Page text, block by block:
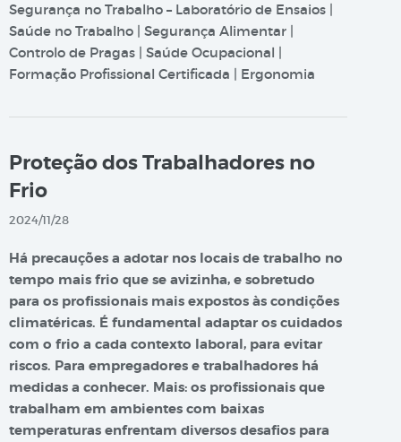
Segurança no Trabalho – Laboratório de Ensaios |
Saúde no Trabalho | Segurança Alimentar |
Controlo de Pragas | Saúde Ocupacional |
Formação Profissional Certificada | Ergonomia
Proteção dos Trabalhadores no
Frio
2024/11/28
Há precauções a adotar nos locais de trabalho no
tempo mais frio que se avizinha, e sobretudo
para os profissionais mais expostos às condições
climatéricas. É fundamental adaptar os cuidados
com o frio a cada contexto laboral, para evitar
riscos. Para empregadores e trabalhadores há
medidas a conhecer. Mais: os profissionais que
trabalham em ambientes com baixas
temperaturas enfrentam diversos desafios para